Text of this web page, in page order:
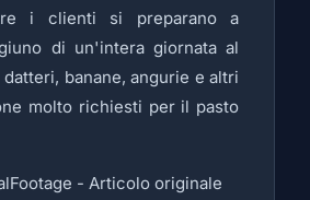
i clienti si preparano a
di un'intera giornata al
banane, angurie e altri
molto richiesti per il pasto
- Articolo originale